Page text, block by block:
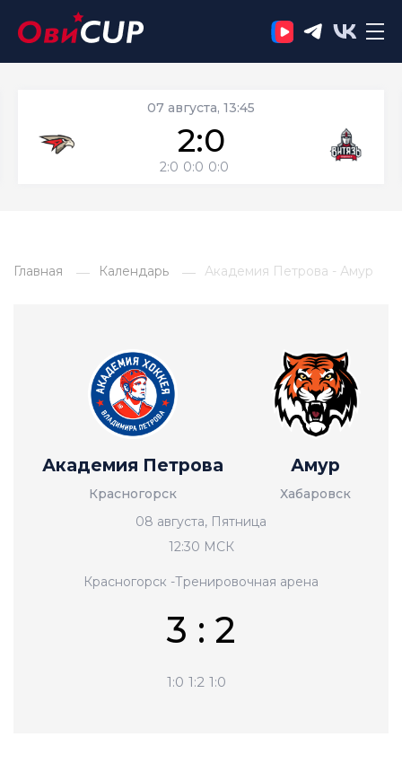
07 августа, 13:45
2:0
2:0 0:0 0:0
Главная Календарь Академия Петрова - Амур
Академия Петрова
Красногорск
08 августа, Пятница
12:30 МСК
Красногорск -Тренировочная арена
3 : 2
1:0 1:2 1:0
Амур
Хабаровск